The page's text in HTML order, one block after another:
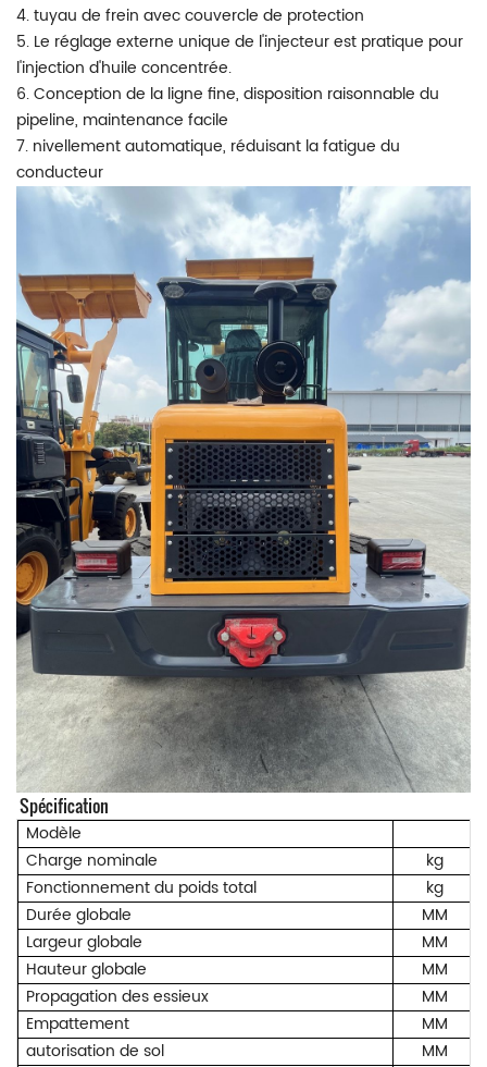
4. tuyau de frein avec couvercle de protection
5. Le réglage externe unique de l'injecteur est pratique pour
l'injection d'huile concentrée.
6. Conception de la ligne fine, disposition raisonnable du
pipeline, maintenance facile
7. nivellement automatique, réduisant la fatigue du
conducteur
Spécification
Modèle
Charge nominale
kg
Fonctionnement du poids total
kg
Durée globale
MM
Largeur globale
MM
Hauteur globale
MM
Propagation des essieux
MM
Empattement
MM
autorisation de sol
MM